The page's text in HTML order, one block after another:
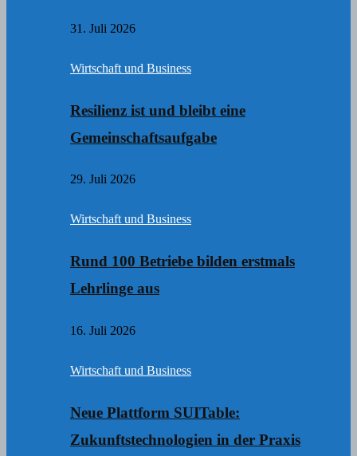
31. Juli 2026
Wirtschaft und Business
Resilienz ist und bleibt eine
Gemeinschaftsaufgabe
29. Juli 2026
Wirtschaft und Business
Rund 100 Betriebe bilden erstmals
Lehrlinge aus
16. Juli 2026
Wirtschaft und Business
Neue Plattform SUITable:
Zukunftstechnologien in der Praxis